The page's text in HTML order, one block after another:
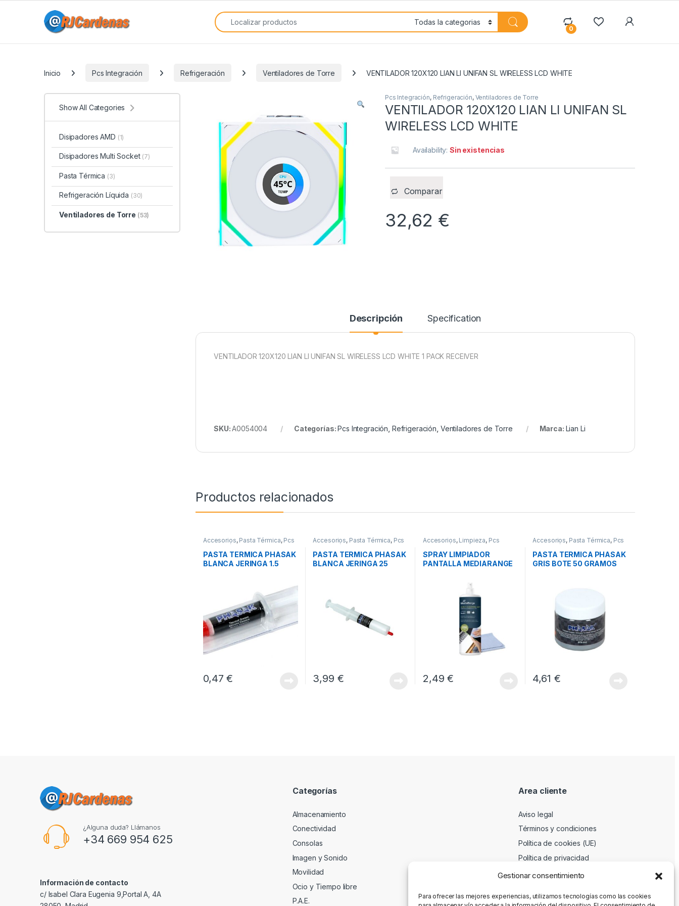
Gestionar consentimiento
Para ofrecer las mejores experiencias, utilizamos tecnologías como las cookies
Search for:
0
Inicio Pcs Integración Refrigeración Ventiladores de Torre VENTILADOR 120X120 LIAN LI UNIFAN SL WIRELESS LCD WHITE
Pcs Integración, Refrigeración, Ventiladores de Torre
VENTILADOR 120X120 LIAN LI UNIFAN SL
WIRELESS LCD WHITE
Availability:Sin existencias
Comparar
32,62 €
Descripción Specification
VENTILADOR 120X120 LIAN LI UNIFAN SL WIRELESS LCD WHITE 1 PACK RECEIVER
SKU:A0054004 Categorías:Pcs Integración Refrigeración Ventiladores de Torre Marca: Lian Li
Productos relacionados
Accesorios, Pasta Térmica, Pcs
Integración
PASTA TERMICA PHASAK
BLANCA JERINGA 1.5
0,47€
Accesorios, Pasta Térmica, Pcs
Integración
PASTA TERMICA PHASAK
BLANCA JERINGA 25
3,99 €
Accesorios, Limpieza, Pcs
Integración
SPRAY LIMPIADOR
PANTALLA MEDIARANGE
2,49€
Accesorios, Pasta Térmica, Pcs
Integración
PASTA TERMICA PHASAK
GRIS BOTE 50 GRAMOS
4,61 €
Show All Categories
Disipadores AMD (1)
Disipadores Multi Socket (7)
Pasta Térmica (3)
Refrigeración Líquida (30)
Ventiladores de Torre (53)
¿Alguna duda? Llámanos
+34 669 954 625
Información de contacto
c/ Isabel Clara Eugenia 9,Portal A, 4A
Categorías
Almacenamiento
Conectividad
Consolas
Imagen y Sonido
Movilidad
Ocio y Tiempo libre
P.A.E.
Area cliente
Aviso legal
Términos y condiciones
Política de cookies (UE)
Política de privacidad